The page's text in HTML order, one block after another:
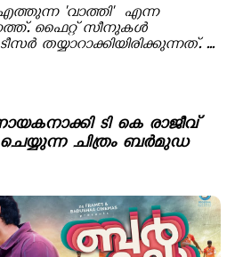
'വാത്തി' എന്ന
ഫൈറ്റ് സീനുകൾ
തയ്യാറാക്കിയിരിക്കുന്നത്. ...
ടി കെ രാജീവ്
ചിത്രം ബര്‍മുഡ